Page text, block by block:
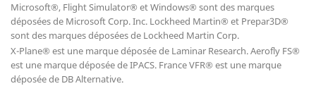
Microsoft®, Flight Simulator® et Windows® sont des marques
déposées de Microsoft Corp. Inc. Lockheed Martin® et Prepar3D®
sont des marques déposées de Lockheed Martin Corp.
X-Plane® est une marque déposée de Laminar Research. Aerofly FS®
est une marque déposée de IPACS. France VFR® est une marque
déposée de DB Alternative.